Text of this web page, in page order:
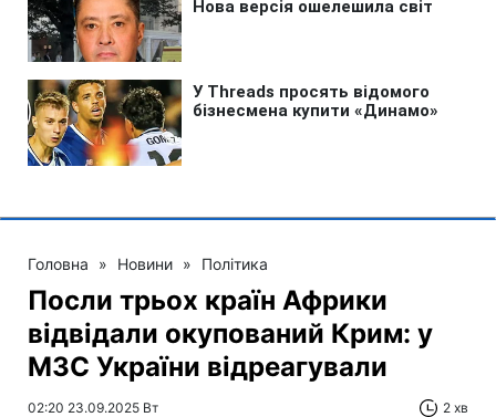
Головна » Новини » Політика
Посли трьох країн Африки
відвідали окупований Крим: у
МЗС України відреагували
02:20 23.09.2025 Вт 2 хв